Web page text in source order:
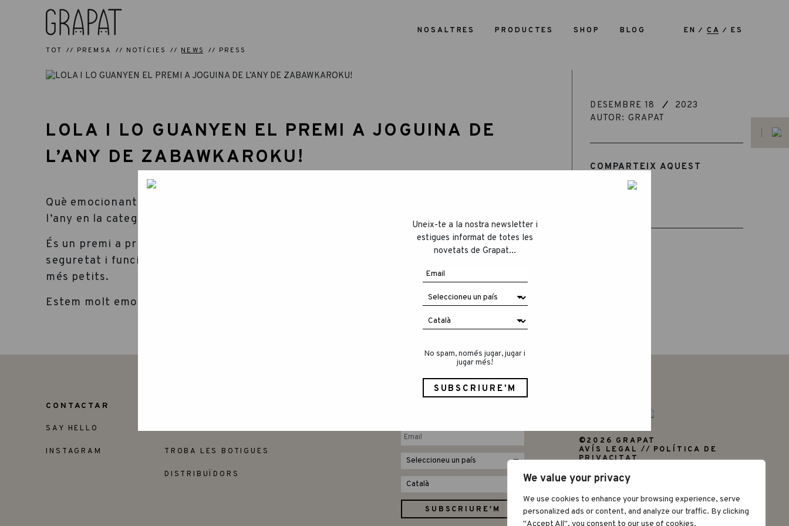
We value your privacy
We use cookies to enhance your browsing experience, serve
personalized ads or content, and analyze our traffic. By clicking
"Accept All", you consent to our use of cookies.
NOSALTRES PRODUCTES SHOP BLOG EN CA ES
TOT PREMSA NOTÍCIES NEWS PRESS
LOLA I LO GUANYEN EL PREMI A JOGUINA DE
L’ANY DE ZABAWKAROKU!
Què emocionant!!! Els sets Lola i Lo han sigut premiats amb la menció de Joguina de
l’any en la categoria “Figura” per Zabawkaroku a Polònia!
És un premi a productes que destaquen pel seu disseny únic, valors educatius,
seguretat i funcionalitat, però per damunt de tot, que recolzen la creativitat dels
més petits.
Estem molt emocionats! Moltes gràcies!
DESEMBRE 18
2023
AUTOR: GRAPAT
COMPARTEIX AQUEST
ARTICLE
Uneix-te a la nostra newsletter i
estigues informat de totes les
novetats de Grapat...
No spam, només jugar, jugar i
jugar més!
CONTACTAR
SAY HELLO
INSTAGRAM TROBA LES BOTIGUES
DISTRIBUÏDORS
©2026 GRAPAT
AVÍS LEGAL
POLÍTICA DE
PRIVACITAT